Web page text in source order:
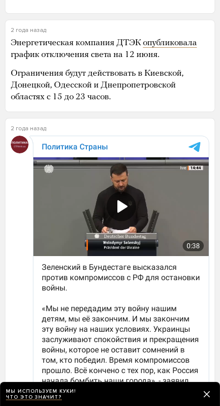
2 года назад
Энергетическая компания ДТЭК опубликовала
график отключения света на 12 июня.
Ограничения будут действовать в Киевской,
Донецкой, Одесской и Днепропетровской
областях с 15 до 23 часов.
2 года назад
МЫ ИСПОЛЬЗУЕМ КУКИ!
ЧТО ЭТО ЗНАЧИТ?